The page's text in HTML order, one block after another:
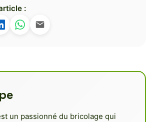
:
un passionné du bricolage qui